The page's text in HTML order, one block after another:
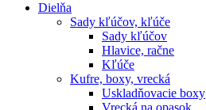
Dielňa
Sady kľúčov, kľúče
Sady kľúčov
Hlavice, račne
Kľúče
Kufre, boxy, vrecká
Uskladňovacie boxy
Vrecká na opasok